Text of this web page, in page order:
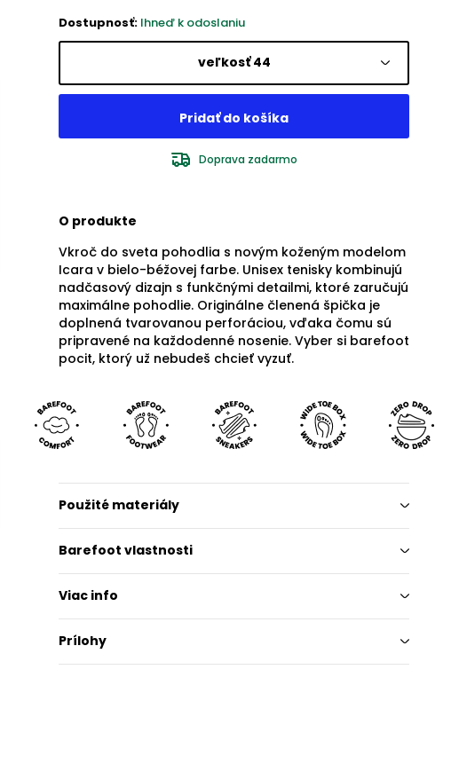
Dostupnosť: Ihneď k odoslaniu
veľkosť 44
Doprava zadarmo
O produkte
Vkroč do sveta pohodlia s novým koženým modelom
Icara v bielo-béžovej farbe. Unisex tenisky kombinujú
nadčasový dizajn s funkčnými detailmi, ktoré zaručujú
maximálne pohodlie. Originálne členená špička je
doplnená tvarovanou perforáciou, vďaka čomu sú
pripravené na každodenné nosenie. Vyber si barefoot
pocit, ktorý už nebudeš chcieť vyzuť.
Použité materiály
Barefoot vlastnosti
Viac info
Prílohy